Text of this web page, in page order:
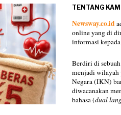
TENTANG
Newsway.co.id
online yang di
informasi
Berdiri di
menjadi wilayah
Negara (IKN)
diwacanakan
bahasa (dual